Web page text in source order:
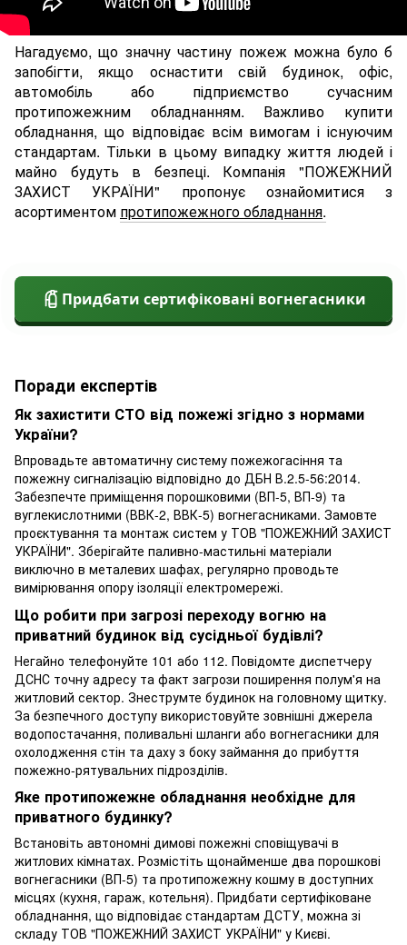
Нагадуємо, що значну частину пожеж можна було б
запобігти, якщо оснастити свій будинок, офіс,
автомобіль або підприємство сучасним
протипожежним обладнанням. Важливо купити
обладнання, що відповідає всім вимогам і існуючим
стандартам. Тільки в цьому випадку життя людей і
майно будуть в безпеці. Компанія "ПОЖЕЖНИЙ
ЗАХИСТ УКРАЇНИ" пропонує ознайомитися з
асортиментом протипожежного обладнання.
Придбати сертифіковані вогнегасники
Поради експертів
Як захистити СТО від пожежі згідно з нормами
України?
Впровадьте автоматичну систему пожежогасіння та
пожежну сигналізацію відповідно до ДБН В.2.5-56:2014.
Забезпечте приміщення порошковими (ВП-5, ВП-9) та
вуглекислотними (ВВК-2, ВВК-5) вогнегасниками. Замовте
проєктування та монтаж систем у ТОВ "ПОЖЕЖНИЙ ЗАХИСТ
УКРАЇНИ". Зберігайте паливно-мастильні матеріали
виключно в металевих шафах, регулярно проводьте
вимірювання опору ізоляції електромережі.
Що робити при загрозі переходу вогню на
приватний будинок від сусідньої будівлі?
Негайно телефонуйте 101 або 112. Повідомте диспетчеру
ДСНС точну адресу та факт загрози поширення полум'я на
житловий сектор. Знеструмте будинок на головному щитку.
За безпечного доступу використовуйте зовнішні джерела
водопостачання, поливальні шланги або вогнегасники для
охолодження стін та даху з боку займання до прибуття
пожежно-рятувальних підрозділів.
Яке протипожежне обладнання необхідне для
приватного будинку?
Встановіть автономні димові пожежні сповіщувачі в
житлових кімнатах. Розмістіть щонайменше два порошкові
вогнегасники (ВП-5) та протипожежну кошму в доступних
місцях (кухня, гараж, котельня). Придбати сертифіковане
обладнання, що відповідає стандартам ДСТУ, можна зі
складу ТОВ "ПОЖЕЖНИЙ ЗАХИСТ УКРАЇНИ" у Києві.